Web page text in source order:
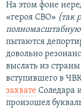
На этом фоне
«героя СВО» (так
пытаются
довольно
выслать из
вступившего в
захвате Соледара
произошел